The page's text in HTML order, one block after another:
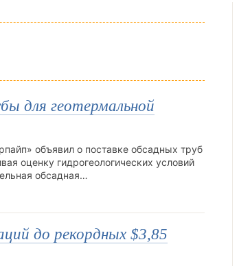
для геотермальной
объявил о поставке обсадных труб
оценку гидрогеологических условий
обсадная…
до рекордных $3,85